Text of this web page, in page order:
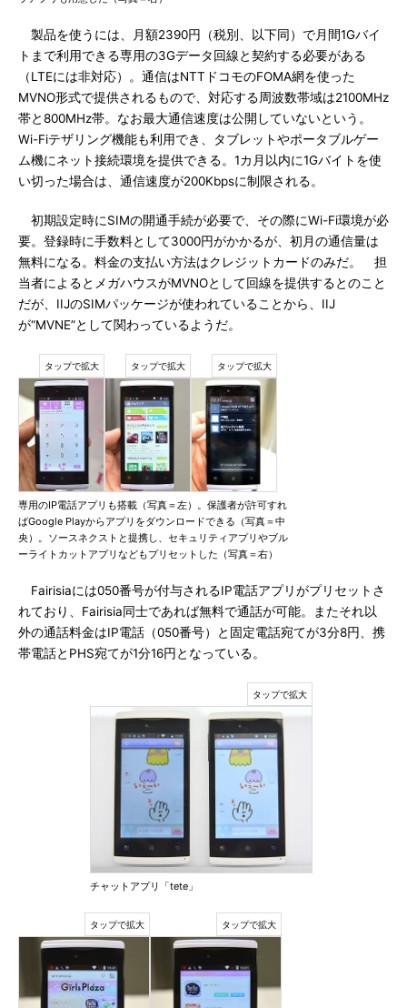
製品を使うには、月額2390円（税別、以下同）で月間1Gバイ
トまで利用できる専用の3Gデータ回線と契約する必要がある
（LTEには非対応）。通信はNTTドコモのFOMA網を使った
MVNO形式で提供されるもので、対応する周波数帯域は2100MHz
帯と800MHz帯。なお最大通信速度は公開していないという。
Wi-Fiテザリング機能も利用でき、タブレットやポータブルゲー
ム機にネット接続環境を提供できる。1カ月以内に1Gバイトを使
い切った場合は、通信速度が200Kbpsに制限される。
初期設定時にSIMの開通手続が必要で、その際にWi-Fi環境が必
要。登録時に手数料として3000円がかかるが、初月の通信量は
無料になる。料金の支払い方法はクレジットカードのみだ。 担
当者によるとメガハウスがMVNOとして回線を提供するとのこと
だが、IIJのSIMパッケージが使われていることから、IIJ
が“MVNE”として関わっているようだ。
専用のIP電話アプリも搭載（写真＝左）。保護者が許可すれ
ばGoogle Playからアプリをダウンロードできる（写真＝中
央）。ソースネクストと提携し、セキュリティアプリやブル
ーライトカットアプリなどもプリセットした（写真＝右）
Fairisiaには050番号が付与されるIP電話アプリがプリセットさ
れており、Fairisia同士であれば無料で通話が可能。またそれ以
外の通話料金はIP電話（050番号）と固定電話宛てが3分8円、携
帯電話とPHS宛てが1分16円となっている。
チャットアプリ「tete」